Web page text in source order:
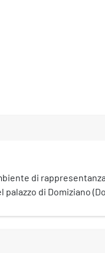
di
palazzo di Domiziano
ricoprisse 49.000 m².